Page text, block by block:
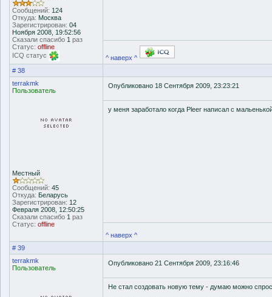
Сообщений: 124
Откуда: Москва
Зарегистрирован: 04
Ноября 2008, 19:52:56
Сказали спасибо 1 раз
Статус: offline
ICQ статус
^ наверх ^
# 38
terrakmk
Пользователь
Местный
Сообщений: 45
Откуда: Беларусь
Зарегистрирован: 12
Февраля 2008, 12:50:25
Сказали спасибо 1 раз
Статус: offline
Опубликовано 18 Сентября 2009, 23:23:21
у меня заработало когда Pleer написал с
^ наверх ^
# 39
terrakmk
Пользователь
Опубликовано 21 Сентября 2009, 23:16:46
Не стал создовать новую тему - думаю можно